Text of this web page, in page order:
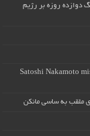
دوازده روزه بر رژیم
Satoshi Nakamoto
ملقب به ساسی مانکن